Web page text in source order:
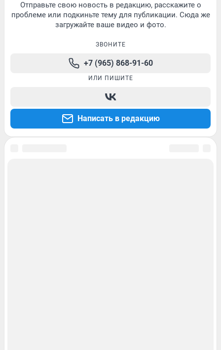
Отправьте свою новость в редакцию, расскажите о
проблеме или подкиньте тему для публикации. Сюда же
загружайте ваше видео и фото.
ЗВОНИТЕ
+7 (965) 868-91-60
ИЛИ ПИШИТЕ
Написать в редакцию